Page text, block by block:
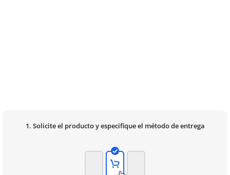
1. Solicite el producto y especifique el método de entrega